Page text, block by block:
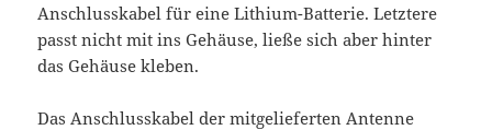
Anschlusskabel für eine Lithium-Batterie. Letztere
passt nicht mit ins Gehäuse, ließe sich aber hinter
das Gehäuse kleben.
Das Anschlusskabel der mitgelieferten Antenne